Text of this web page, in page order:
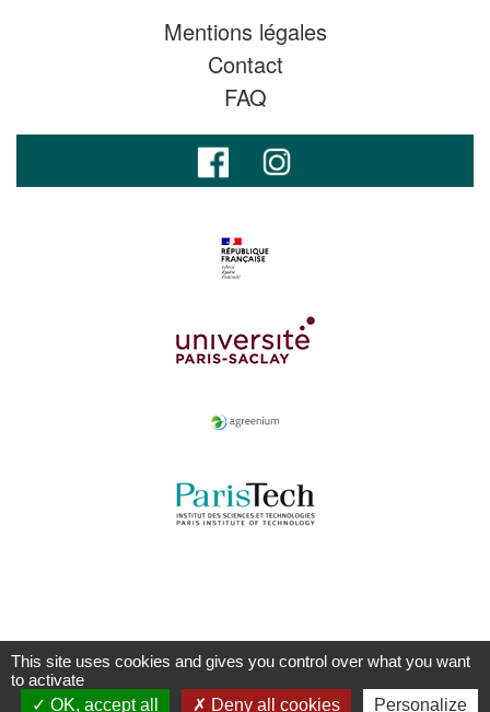
Mentions légales
Contact
FAQ
This site uses cookies and gives you control over what you want
to activate
OK, accept all
Deny all cookies Personalize